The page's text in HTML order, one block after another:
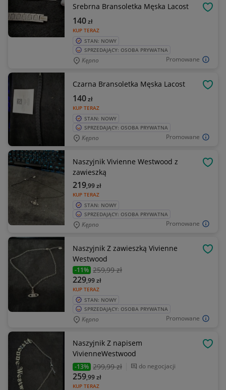
Promowane
Srebrna Bransoletka Męska Lacost
KUP TERAZ
140zł
STAN: NOWY
SPRZEDAJĄCY: OSOBA PRYWATNA
Kępno
Promowane
Czarna Bransoletka Męska Lacost
KUP TERAZ
140zł
STAN: NOWY
SPRZEDAJĄCY: OSOBA PRYWATNA
Kępno
Promowane
Naszyjnik Vivienne Westwood z
zawieszką
KUP TERAZ
219,99zł
STAN: NOWY
SPRZEDAJĄCY: OSOBA PRYWATNA
Kępno
Promowane
Naszyjnik Z zawieszką Vivienne
Westwood
-11% 259,99 zł
KUP TERAZ
229,99zł
STAN: NOWY
SPRZEDAJĄCY: OSOBA PRYWATNA
Kępno
Naszyjnik Z napisem
VivienneWestwood
-13% 299,99 zł do negocjacji
KUP TERAZ
259,99zł